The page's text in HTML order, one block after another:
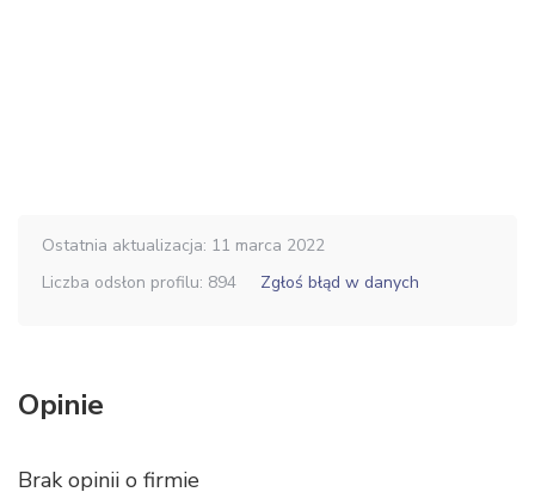
Ostatnia aktualizacja: 11 marca 2022
Liczba odsłon profilu: 894
Zgłoś błąd w danych
Opinie
Brak opinii o firmie